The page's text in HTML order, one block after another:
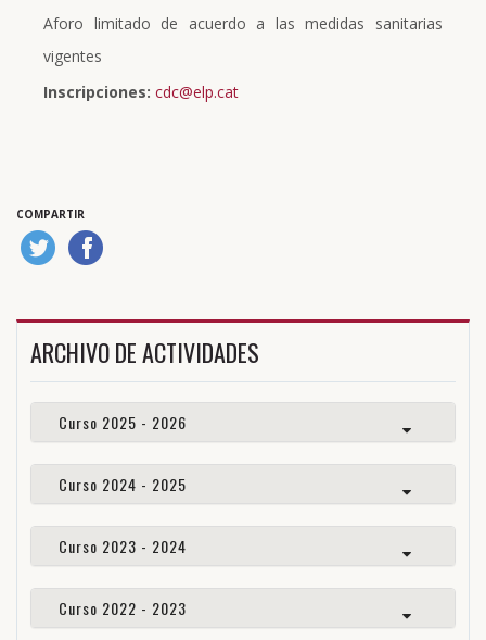
Aforo limitado de acuerdo a las medidas sanitarias
vigentes
Inscripciones: cdc@elp.cat
COMPARTIR
ARCHIVO DE ACTIVIDADES
Curso 2025 - 2026
Curso 2024 - 2025
Curso 2023 - 2024
Curso 2022 - 2023